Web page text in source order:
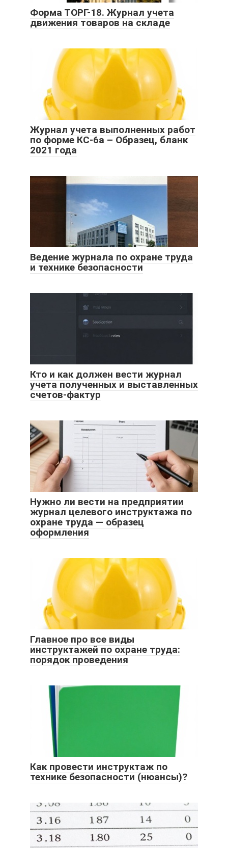
Форма ТОРГ-18. Журнал учета
движения товаров на складе
Журнал учета выполненных работ
по форме КС-6а – Образец, бланк
2021 года
Ведение журнала по охране труда
и технике безопасности
Кто и как должен вести журнал
учета полученных и выставленных
счетов-фактур
Нужно ли вести на предприятии
журнал целевого инструктажа по
охране труда — образец
оформления
Главное про все виды
инструктажей по охране труда:
порядок проведения
Как провести инструктаж по
технике безопасности (нюансы)?